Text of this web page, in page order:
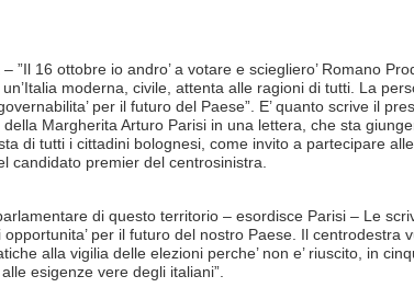
– ”Il 16 ottobre io andro’ a votare e sciegliero’ Romano
moderna, civile, attenta alle ragioni di tutti. La
per il futuro del Paese”. E’ quanto scrive il
Margherita Arturo Parisi in una lettera, che sta
di tutti i cittadini bolognesi, come invito a partecipare
candidato premier del centrosinistra.
di questo territorio – esordisce Parisi – Le
opportunita’ per il futuro del nostro Paese. Il centrodestra
alla vigilia delle elezioni perche’ non e’ riuscito, in
esigenze vere degli italiani”.